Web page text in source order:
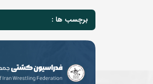
برچسب ها :